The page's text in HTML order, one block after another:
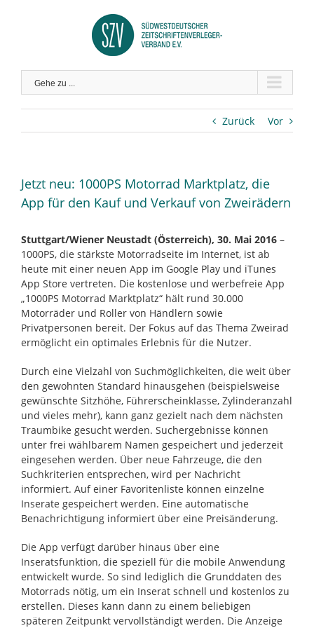
Gehe zu ...
Zurück Vor
Jetzt neu: 1000PS Motorrad Marktplatz, die
App für den Kauf und Verkauf von Zweirädern
Stuttgart/Wiener Neustadt (Österreich), 30. Mai 2016 –
1000PS, die stärkste Motorradseite im Internet, ist ab
heute mit einer neuen App im Google Play und iTunes
App Store vertreten. Die kostenlose und werbefreie App
„1000PS Motorrad Marktplatz“ hält rund 30.000
Motorräder und Roller von Händlern sowie
Privatpersonen bereit. Der Fokus auf das Thema Zweirad
ermöglicht ein optimales Erlebnis für die Nutzer.
Durch eine Vielzahl von Suchmöglichkeiten, die weit über
den gewohnten Standard hinausgehen (beispielsweise
gewünschte Sitzhöhe, Führerscheinklasse, Zylinderanzahl
und vieles mehr), kann ganz gezielt nach dem nächsten
Traumbike gesucht werden. Suchergebnisse können
unter frei wählbarem Namen gespeichert und jederzeit
eingesehen werden. Über neue Fahrzeuge, die den
Suchkriterien entsprechen, wird per Nachricht
informiert. Auf einer Favoritenliste können einzelne
Inserate gespeichert werden. Eine automatische
Benachrichtigung informiert über eine Preisänderung.
Die App verfügt darüber hinaus über eine
Inseratsfunktion, die speziell für die mobile Anwendung
entwickelt wurde. So sind lediglich die Grunddaten des
Motorrads nötig, um ein Inserat schnell und kostenlos zu
erstellen. Dieses kann dann zu einem beliebigen
späteren Zeitpunkt vervollständigt werden. Die Anzeige